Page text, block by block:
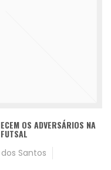
OS ADVERSÁRIOS NA
Santos